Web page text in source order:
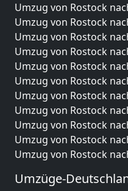
Umzug von Rostock
Umzug von Rostock
Umzug von Rostock
Umzug von Rostock
Umzug von Rostock
Umzug von Rostock
Umzug von Rostock
Umzug von Rostock
Umzug von Rostock
Umzug von Rostock
Umzug von Rostock
Umzüge-